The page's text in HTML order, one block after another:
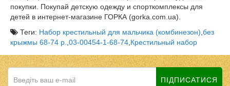
покупки. Покупай детскую одежду и спорткомплексы для
детей в интернет-магазине ГОРКА (gorka.com.ua).
Теги: Набор крестильный для мальчика (комбинезон) без
крыжмы 68-74 р. 03-00454-1-68-74 Крестильный набор
ПІДПИСАТИСЯ